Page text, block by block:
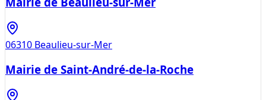
06310 Beaulieu-sur-Mer
Mairie de Saint-André-de-la-Roche